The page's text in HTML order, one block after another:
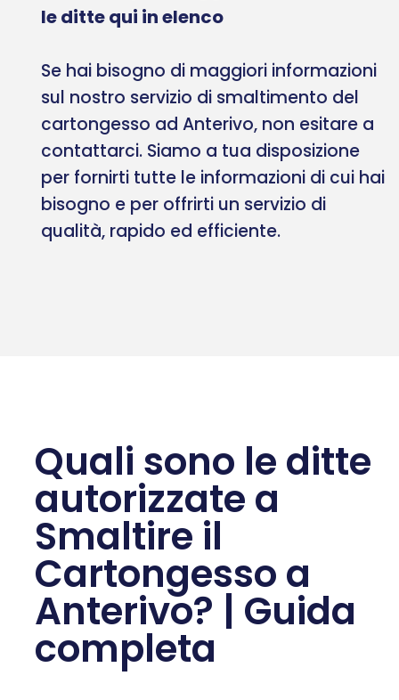
le ditte qui in elenco
Se hai bisogno di maggiori informazioni
sul nostro servizio di smaltimento del
cartongesso ad Anterivo, non esitare a
contattarci. Siamo a tua disposizione
per fornirti tutte le informazioni di cui hai
bisogno e per offrirti un servizio di
qualità, rapido ed efficiente.
Quali sono le ditte
autorizzate a
Smaltire il
Cartongesso a
Anterivo? | Guida
completa